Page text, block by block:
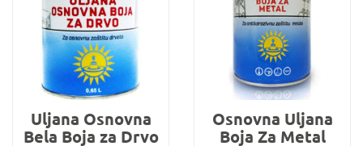
Uljana Osnovna
Bela Boja za Drvo
Osnovna Uljana
Boja Za Metal